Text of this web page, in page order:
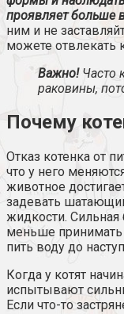
проявляет больше
ним и не
можете отвлекать
Важно!Часто
раковины,
Почему
Отказ котенка от
что у него
животное
задевать
жидкости. Сильная
меньше
пить воду до
Когда у котят
испытывают
Если что-то